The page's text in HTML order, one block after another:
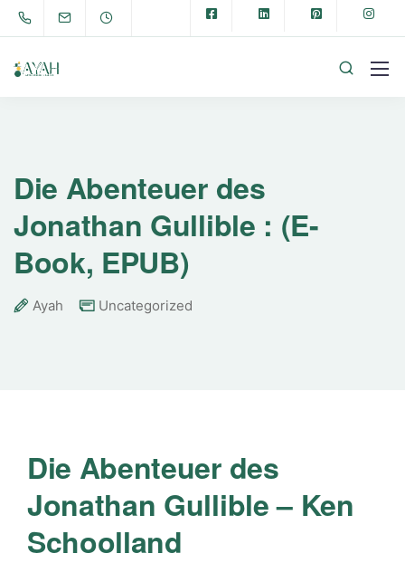
Die Abenteuer des
Jonathan Gullible : (E-
Book, EPUB)
Ayah Uncategorized
Die Abenteuer des
Jonathan Gullible – Ken
Schoolland